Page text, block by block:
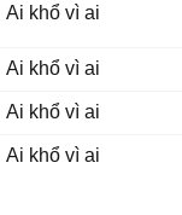
Ai khổ vì ai
Ai khổ vì ai
Ai khổ vì ai
Ai khổ vì ai